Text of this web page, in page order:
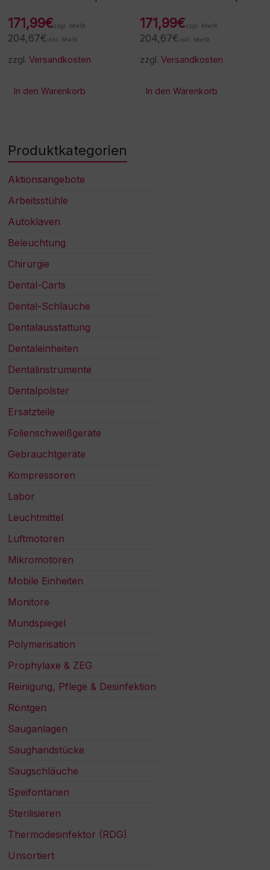
171,99€zzgl. MwSt.
204,67€ inkl. MwSt.
zzgl.Versandkosten
In den Warenkorb
171,99€zzgl. MwSt.
204,67€ inkl. MwSt.
zzgl.Versandkosten
In den Warenkorb
Produktkategorien
Aktionsangebote
Arbeitsstühle
Autoklaven
Beleuchtung
Chirurgie
Dental-Carts
Dental-Schläuche
Dentalausstattung
Dentaleinheiten
Dentalinstrumente
Dentalpolster
Ersatzteile
Folienschweißgeräte
Gebrauchtgeräte
Kompressoren
Labor
Leuchtmittel
Luftmotoren
Mikromotoren
Mobile Einheiten
Monitore
Mundspiegel
Polymerisation
Prophylaxe & ZEG
Reinigung, Pflege & Desinfektion
Röntgen
Sauganlagen
Saughandstücke
Saugschläuche
Speifontänen
Sterilisieren
Thermodesinfektor (RDG)
Unsortiert